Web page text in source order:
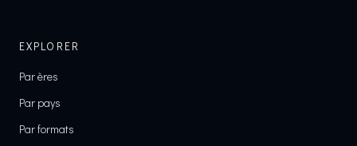
EXPLORER
Par ères
Par pays
Par formats